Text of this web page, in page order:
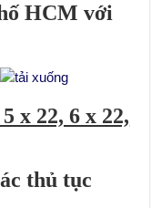
HCM với
x 22, 6 x 22,
thủ tục